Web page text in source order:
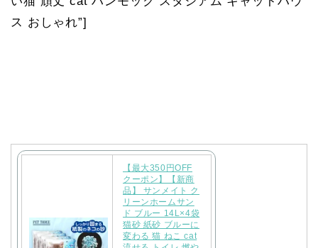
ス おしゃれ”]
【最大350円OFF
クーポン】【新商
品】 サンメイト ク
リーンホームサン
ド ブルー 14L×4袋
猫砂 紙砂 ブルーに
変わる 猫 ねこ cat